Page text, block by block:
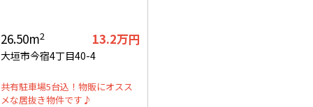
26.50m2 13.2万円
大垣市今宿4丁目40-4
共有駐車場5台込！物販にオスス
メな居抜き物件です♪